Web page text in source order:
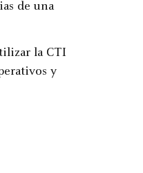
de una
la CTI
y